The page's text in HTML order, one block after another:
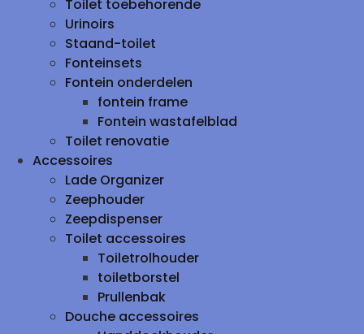
Toilet toebehorende
Urinoirs
Staand-toilet
Fonteinsets
Fontein onderdelen
fontein frame
Fontein wastafelblad
Toilet renovatie
Accessoires
Lade Organizer
Zeephouder
Zeepdispenser
Toilet accessoires
Toiletrolhouder
toiletborstel
Prullenbak
Douche accessoires